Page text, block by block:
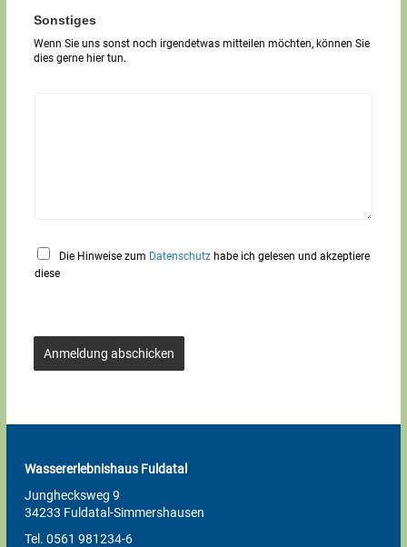
T
x
t
Sonstiges
Wenn Sie uns sonst noch irgendetwas mitteilen möchten, können Sie
dies gerne hier tun.
Die Hinweise zum Datenschutz habe ich gelesen und akzeptiere
diese
Anmeldung abschicken
Wassererlebnishaus Fuldatal
Junghecksweg 9
34233 Fuldatal-Simmershausen
Tel. 0561 981234-6